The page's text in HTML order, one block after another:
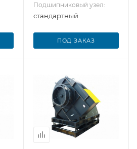
Подшипниковый узел:
стандартный
ПОД ЗАКАЗ